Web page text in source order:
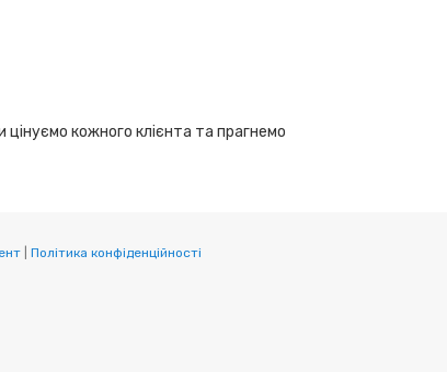
цінуємо кожного клієнта та прагнемо
Політика конфіденційності